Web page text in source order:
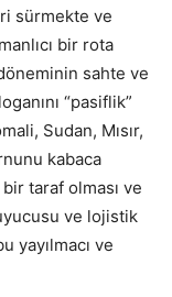
sürmekte ve
bir rota
sahte ve
“pasiflik”
Sudan, Mısır,
kabaca
taraf olması ve
ve lojistik
yayılmacı ve